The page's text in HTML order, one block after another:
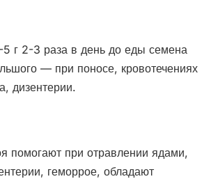
г 2-3 раза в день до еды семена
— при поносе, кровотечениях
дизентерии.
помогают при отравлении ядами,
геморрое, обладают